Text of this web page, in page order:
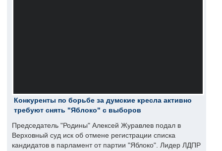
Конкуренты по борьбе за думские кресла активно
требуют снять "Яблоко" с выборов
Председатель "Родины" Алексей Журавлев подал в
Верховный суд иск об отмене регистрации списка
кандидатов в парламент от партии "Яблоко". Лидер ЛДПР